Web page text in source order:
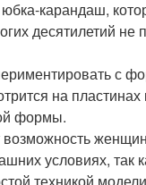
карандаш,
десятилетий
с
на пластинах
формы.
возможность
условиях, так